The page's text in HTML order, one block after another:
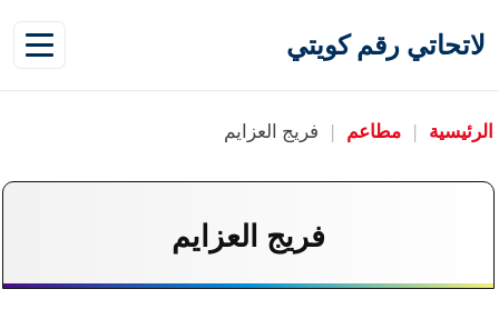
لاتحاتي رقم كويتي
الرئيسية | مطاعم | فريج العزايم
فريج العزايم